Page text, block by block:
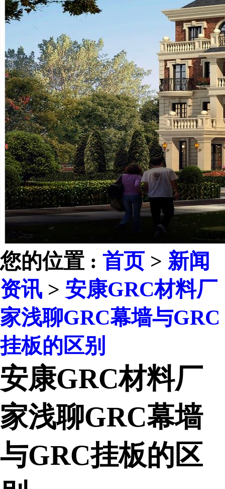
您的位置 : 首页 > 新闻
资讯 > 安康GRC材料厂
家浅聊GRC幕墙与GRC
挂板的区别
安康GRC材料厂
家浅聊GRC幕墙
与GRC挂板的区